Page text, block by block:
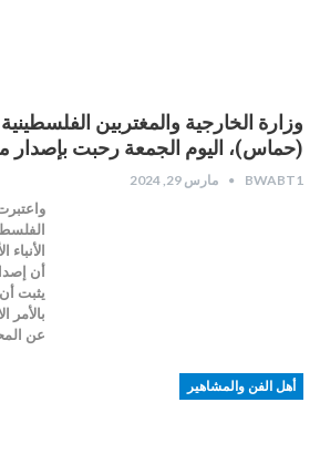
وزارة الخارجية والمغتربين
(حماس)، اليوم الجمعة رحبت بإصدار
BWABT1 مارس 29, 2024
أن
يثبت
بالأمر
عن
أهل الفن والمشاهير